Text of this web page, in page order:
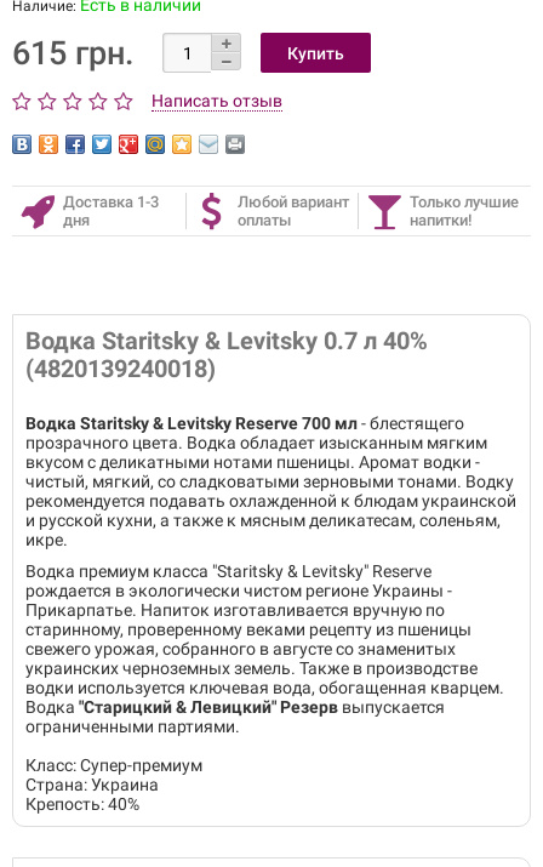
Наличие: Есть в наличии
615 грн.
Написать отзыв
Доставка 1-3
дня
Любой вариант
оплаты
Только лучшие
напитки!
Водка Staritsky & Levitsky 0.7 л 40%
(4820139240018)
Водка Staritsky & Levitsky Reserve 700 мл- блестящего
прозрачного цвета. Водка обладает изысканным мягким
вкусом с деликатными нотами пшеницы. Аромат водки -
чистый, мягкий, со сладковатыми зерновыми тонами. Водку
рекомендуется подавать охлажденной к блюдам украинской
и русской кухни, а также к мясным деликатесам, соленьям,
икре.
Водка премиум класса "Staritsky & Levitsky" Reserve
рождается в экологически чистом регионе Украины -
Прикарпатье. Напиток изготавливается вручную по
старинному, проверенному веками рецепту из пшеницы
свежего урожая, собранного в августе со знаменитых
украинских черноземных земель. Также в производстве
водки используется ключевая вода, обогащенная кварцем.
Водка "Старицкий & Левицкий" Резерв выпускается
ограниченными партиями.
Класс: Супер-премиум
Страна: Украина
Крепость: 40%